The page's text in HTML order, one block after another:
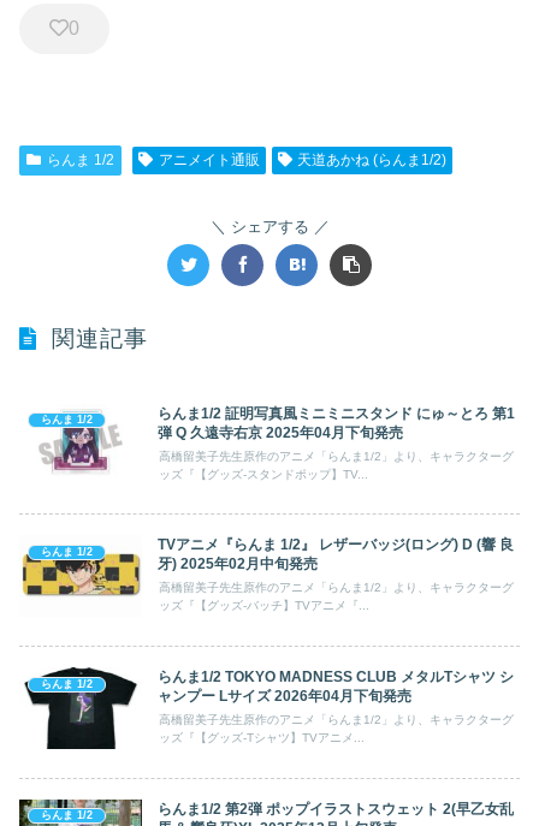
0
らんま 1/2 アニメイト通販 天道あかね (らんま1/2)
シェアする
関連記事
らんま 1/2
らんま1/2 証明写真風ミニミニスタンド にゅ～とろ 第1
弾 Q 久遠寺右京 2025年04月下旬発売
高橋留美子先生原作のアニメ「らんま1/2」より、キャラクターグ
ッズ『【グッズ-スタンドポップ】TV...
らんま 1/2
TVアニメ『らんま 1/2』 レザーバッジ(ロング) D (響 良
牙) 2025年02月中旬発売
高橋留美子先生原作のアニメ「らんま1/2」より、キャラクターグ
ッズ『【グッズ-バッチ】TVアニメ『...
らんま 1/2
らんま1/2 TOKYO MADNESS CLUB メタルTシャツ シ
ャンプー Lサイズ 2026年04月下旬発売
高橋留美子先生原作のアニメ「らんま1/2」より、キャラクターグ
ッズ『【グッズ-Tシャツ】TVアニメ...
らんま 1/2
らんま1/2 第2弾 ポップイラストスウェット 2(早乙女乱